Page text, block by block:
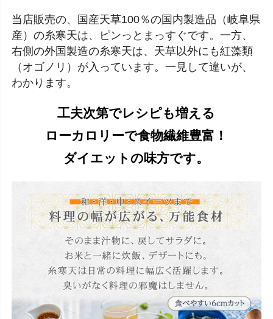
当店販売の、国産天草100％の国内製造品（岐阜県
産）の糸寒天は、ピンっとまっすぐです。一方、
右側の外国製造の糸寒天は、天草以外にも紅藻類
（オゴノリ）が入っています。一見して違いが、
わかります。
工夫次第でレシピも増える
ローカロリーで食物繊維豊富！
ダイエットの味方です。